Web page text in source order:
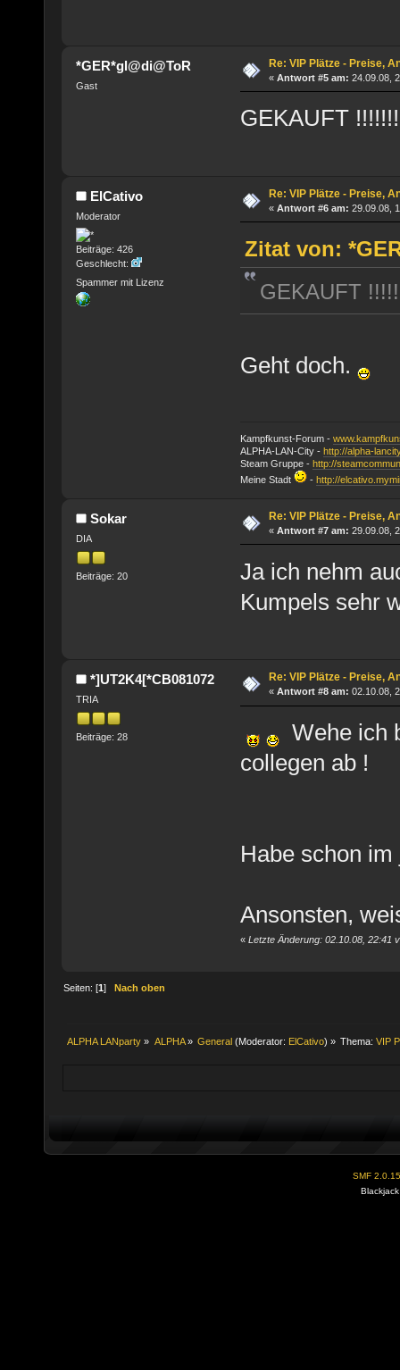
*GER*gl@di@ToR
Gast
Re: VIP Plätze - Preise,
« Antwort #5 am: 24.09.08,
GEKAUFT
ElCativo
Moderator
Beiträge: 426
Geschlecht:
Spammer mit Lizenz
Re: VIP Plätze - Preise,
« Antwort #6 am: 29.09.08,
Zitat von:
GEKAUFT
Geht doch.
Kampfkunst-Forum -
ALPHA-LAN-City - http://alpha-
Steam Gruppe - http://
Meine Stadt
- http://
Sokar
DIA
Beiträge: 20
Re: VIP Plätze - Preise,
« Antwort #7 am: 29.09.08,
Ja ich nehm
Kumpels sehr
*]UT2K4[*CB081072
TRIA
Beiträge: 28
Re: VIP Plätze - Preise,
« Antwort #8 am: 02.10.08,
Wehe ich
collegen ab !
Habe schon
Ansonsten,
« Letzte Änderung: 02.10.08, 22:41
Seiten: [1] Nach oben
ALPHA LANparty » ALPHA» General (Moderator: ElCativo) » Thema:VIP
SMF 2.0.15